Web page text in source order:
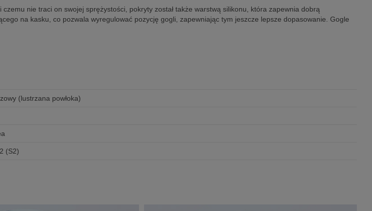
nie traci on swojej sprężystości, pokryty został także warstwą silikonu, która zapewnia dobrą
na kasku, co pozwala wyregulować pozycję gogli, zapewniając tym jeszcze lepsze dopasowanie. Gogle
(lustrzana powłoka)
(S2)